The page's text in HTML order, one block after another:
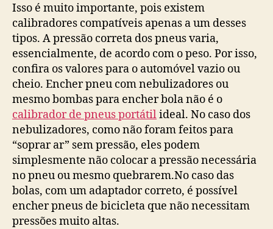
Isso é muito importante, pois existem
calibradores compatíveis apenas a um desses
tipos. A pressão correta dos pneus varia,
essencialmente, de acordo com o peso. Por isso,
confira os valores para o automóvel vazio ou
cheio. Encher pneu com nebulizadores ou
mesmo bombas para encher bola não é o
calibrador de pneus portátilideal. No caso dos
nebulizadores, como não foram feitos para
“soprar ar” sem pressão, eles podem
simplesmente não colocar a pressão necessária
no pneu ou mesmo quebrarem.No caso das
bolas, com um adaptador correto, é possível
encher pneus de bicicleta que não necessitam
pressões muito altas.